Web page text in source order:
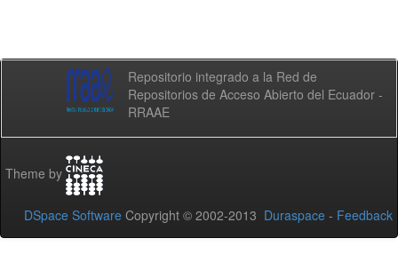
Repositorio integrado a la Red de
Repositorios de Acceso Abierto del Ecuador -
RRAAE
Theme by
DSpace Software Copyright © 2002-2013 Duraspace - Feedback